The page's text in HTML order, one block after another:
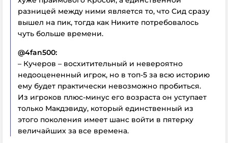
разницей между ними является то, что Сид сразу
вышел на пик, тогда как Никите потребовалось
чуть больше времени.
@4fan500:
– Кучеров – восхитительный и невероятно
недооцененный игрок, но в топ-5 за всю историю
ему будет практически невозможно пробиться.
Из игроков плюс-минус его возраста он уступает
только Макдэвиду, который единственный из
этого поколения имеет шанс войти в пятерку
величайших за все времена.